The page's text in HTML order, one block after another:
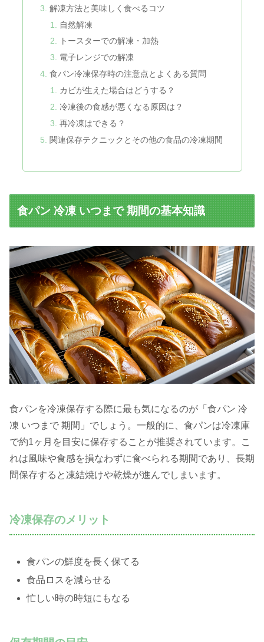
解凍方法と美味しく食べるコツ
自然解凍
トースターでの解凍・加熱
電子レンジでの解凍
食パン冷凍保存時の注意点とよくある質問
カビが生えた場合はどうする？
冷凍後の食感が悪くなる原因は？
再冷凍はできる？
関連保存テクニックとその他の食品の冷凍期間
食パン 冷凍 いつまで 期間の基本知識
食パンを冷凍保存する際に最も気になるのが「食パン 冷
凍 いつまで 期間」でしょう。一般的に、食パンは冷凍庫
で約1ヶ月を目安に保存することが推奨されています。こ
れは風味や食感を損なわずに食べられる期間であり、長期
間保存すると凍結焼けや乾燥が進んでしまいます。
冷凍保存のメリット
食パンの鮮度を長く保てる
食品ロスを減らせる
忙しい時の時短にもなる